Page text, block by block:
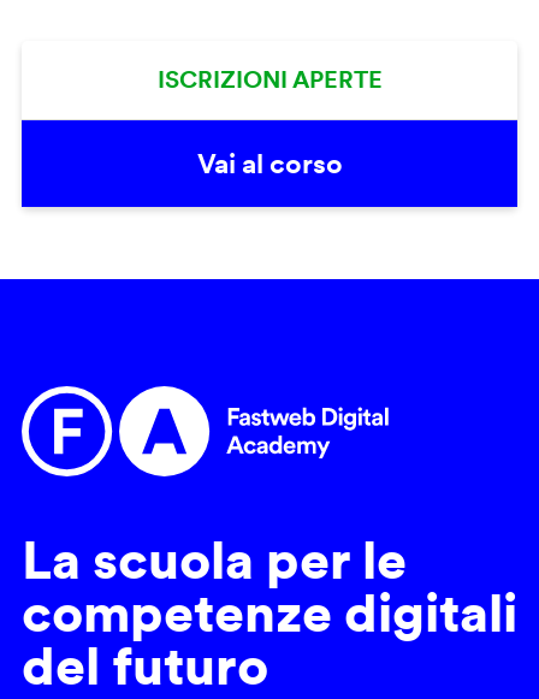
ISCRIZIONI APERTE
Vai al corso
La scuola per le
competenze digitali
del futuro